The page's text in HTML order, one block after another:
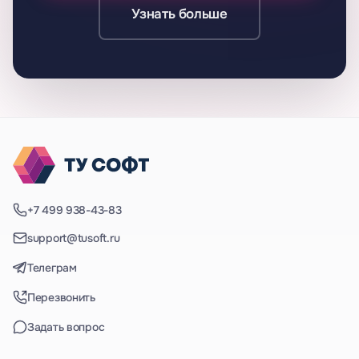
Узнать больше
+7 499 938-43-83
support@tusoft.ru
Телеграм
Перезвонить
Задать вопрос